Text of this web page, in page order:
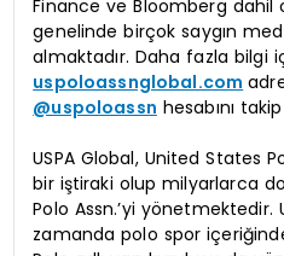
Finance ve Bloomberg dahil
genelinde birçok saygın
almaktadır. Daha fazla bilgi
uspoloassnglobal.com
@uspoloassn hesabını
USPA Global, United States
bir iştiraki olup milyarlarca
Polo Assn.’yi yönetmektedir.
zamanda polo spor